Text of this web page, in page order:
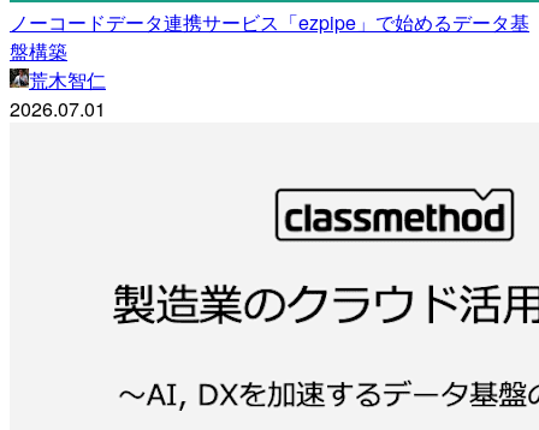
ノーコードデータ連携サービス「ezpipe」で始めるデータ基
盤構築
荒木智仁
2026.07.01